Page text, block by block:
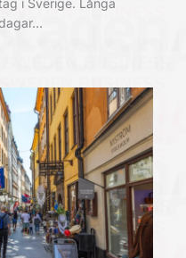
i Sverige. Långa